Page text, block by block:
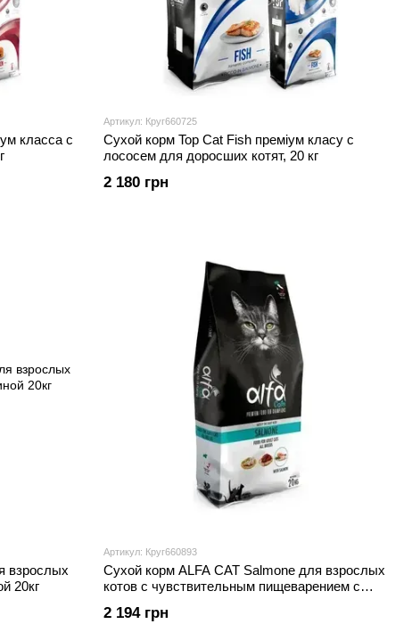
класса с
Артикул: Круг660725
Сухой корм Top Cat Fish преміум класу с
лососем для доросших котят, 20 кг
2 180 грн
взрослых
20кг
Артикул: Круг660893
Сухой корм ALFA CAT Salmone для взрослых
котов с чувствительным пищеварением с
2 194 грн